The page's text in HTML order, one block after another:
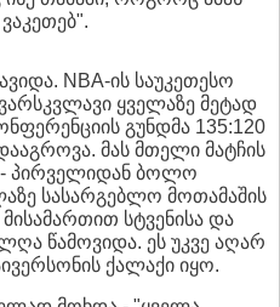
NBA-ის საუკეთესო
ყველაზე მეტად
გუნდმა 135:120
მას მთელი მატჩის
- პირველიდან ბოლო
სასარგებლო მოთამაშის
სტვენისა და
წამოვიდა. ეს უკვე აღარ
ქალაქი იყო.